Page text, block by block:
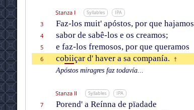
Stanza I Syllables IPA
3 Faz-los muit' apóstos, por que hajamos
4
sabor de sabê-los e os creamos;
5
e faz-los fremosos, por que queramos
6
cobiiçar d' haver a sa companía. †
Apóstos miragres faz todavía...
Stanza II Syllables IPA
7 Porend' a Reínna de pïadade